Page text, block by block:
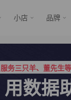
小店 品牌
服务三只羊、董先生
行业价格屠夫，年卡
服务三只羊、董先生
用数据